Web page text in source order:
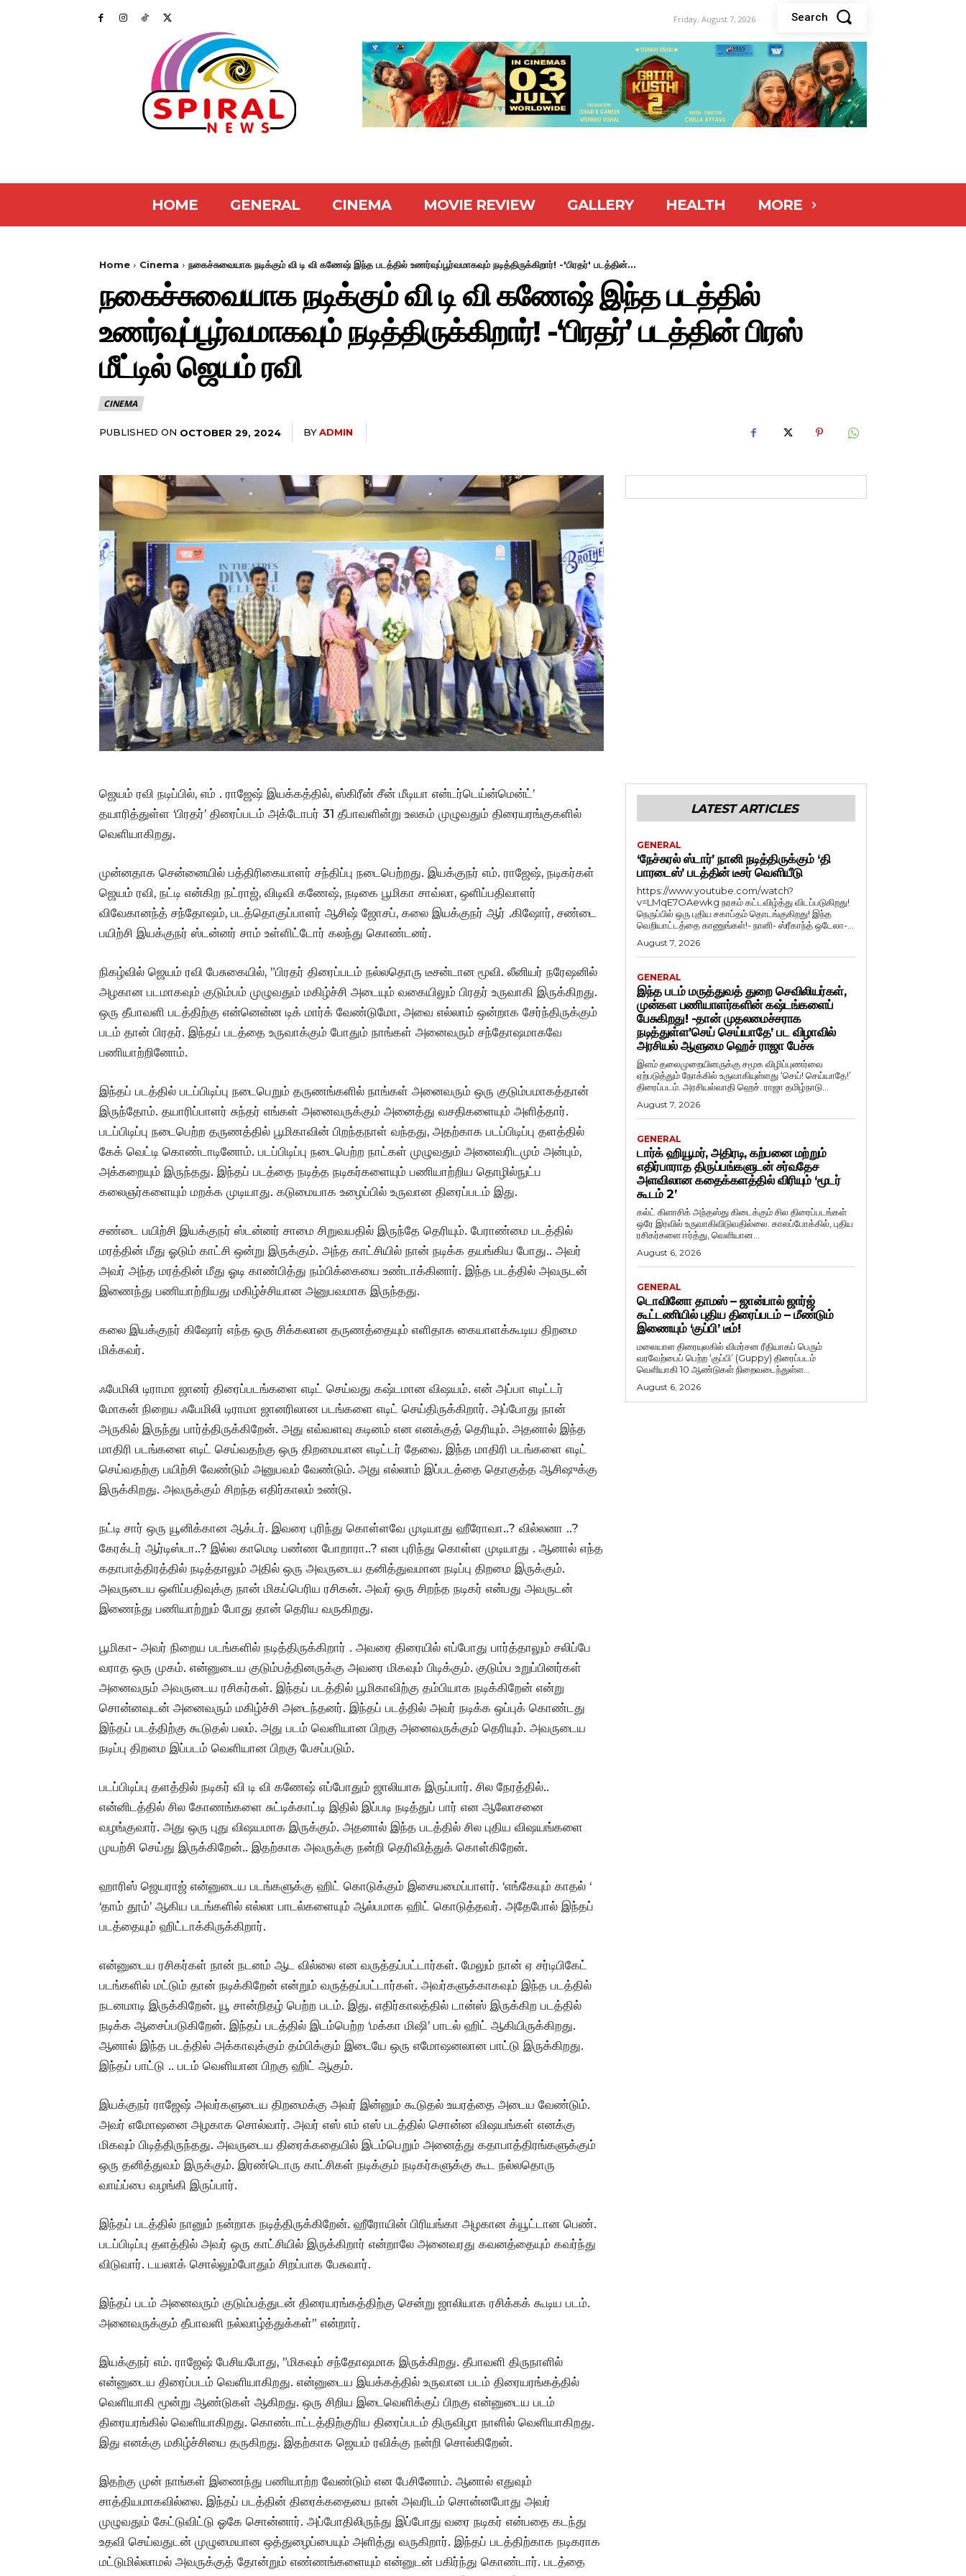
Friday, August 7, 2026 Search
HOME GENERAL CINEMA MOVIE REVIEW GALLERY HEALTH MORE
Home Cinema நகைச்சுவையாக நடிக்கும் வி டி வி கணேஷ் இந்த படத்தில் உணர்வுப்பூர்வமாகவும் நடித்திருக்கிறார்! -'பிரதர்' படத்தின்...
நகைச்சுவையாக நடிக்கும் வி டி வி கணேஷ் இந்த படத்தில்
உணர்வுப்பூர்வமாகவும் நடித்திருக்கிறார்! -‘பிரதர்’ படத்தின் பிரஸ்
மீட்டில் ஜெயம் ரவி
CINEMA
PUBLISHED ON OCTOBER 29, 2024 BYADMIN
ஜெயம் ரவி நடிப்பில், எம் . ராஜேஷ் இயக்கத்தில், ஸ்கிரீன் சீன் மீடியா என்டர்டெய்ன்மென்ட்’
தயாரித்துள்ள ‘பிரதர்’ திரைப்படம் அக்டோபர் 31 தீபாவளின்று உலகம் முழுவதும் திரையரங்குகளில்
வெளியாகிறது.
முன்னதாக சென்னையில் பத்திரிகையாளர் சந்திப்பு நடைபெற்றது. இயக்குநர் எம். ராஜேஷ், நடிகர்கள்
ஜெயம் ரவி, நட்டி என்கிற நட்ராஜ், விடிவி கணேஷ், நடிகை பூமிகா சாவ்லா, ஒளிப்பதிவாளர்
விவேகானந்த் சந்தோஷம், படத்தொகுப்பாளர் ஆசிஷ் ஜோசப், கலை இயக்குநர் ஆர் .கிஷோர், சண்டை
பயிற்சி இயக்குநர் ஸ்டன்னர் சாம் உள்ளிட்டோர் கலந்து கொண்டனர்.
நிகழ்வில் ஜெயம் ரவி பேசுகையில், ”பிரதர் திரைப்படம் நல்லதொரு டீசன்டான மூவி.‌ லீனியர் நரேஷனில்
அழகான படமாகவும் குடும்பம் முழுவதும் மகிழ்ச்சி அடையும் வகையிலும் பிரதர் உருவாகி இருக்கிறது.
ஒரு தீபாவளி படத்திற்கு என்னென்ன டிக் மார்க் வேண்டுமோ, அவை எல்லாம் ஒன்றாக சேர்ந்திருக்கும்
படம் தான் பிரதர். இந்தப் படத்தை உருவாக்கும் போதும் நாங்கள் அனைவரும் சந்தோஷமாகவே
பணியாற்றினோம்.
இந்தப் படத்தில் படப்பிடிப்பு நடைபெறும் தருணங்களில் நாங்கள் அனைவரும் ஒரு குடும்பமாகத்தான்
இருந்தோம். தயாரிப்பாளர் சுந்தர் எங்கள் அனைவருக்கும் அனைத்து வசதிகளையும் அளித்தார்.
படப்பிடிப்பு நடைபெற்ற தருணத்தில் பூமிகாவின் பிறந்தநாள் வந்தது, அதற்காக படப்பிடிப்பு தளத்தில்
கேக் வெட்டி கொண்டாடினோம். படப்பிடிப்பு நடைபெற்ற நாட்கள் முழுவதும் அனைவரிடமும் அன்பும்,
அக்கறையும் இருந்தது. இந்தப் படத்தை நடித்த நடிகர்களையும் பணியாற்றிய தொழில்நுட்ப
கலைஞர்களையும் மறக்க முடியாது. கடுமையாக உழைப்பில் உருவான திரைப்படம் இது.
சண்டை பயிற்சி இயக்குநர் ஸ்டன்னர் சாமை சிறுவயதில் இருந்தே தெரியும். பேராண்மை படத்தில்
மரத்தின் மீது ஓடும் காட்சி ஒன்று இருக்கும். அந்த காட்சியில் நான் நடிக்க தயங்கிய போது.. அவர்
அவர் அந்த மரத்தின் மீது ஓடி காண்பித்து நம்பிக்கையை உண்டாக்கினார். இந்த படத்தில் அவருடன்
இணைந்து பணியாற்றியது மகிழ்ச்சியான அனுபவமாக இருந்தது.
கலை இயக்குநர் கிஷோர் எந்த ஒரு சிக்கலான தருணத்தையும் எளிதாக கையாளக்கூடிய திறமை
மிக்கவர்.
ஃபேமிலி டிராமா ஜானர் திரைப்படங்களை எடிட் செய்வது கஷ்டமான விஷயம். என் அப்பா எடிட்டர்
மோகன் நிறைய ஃபேமிலி டிராமா ஜானரிலான படங்களை எடிட் செய்திருக்கிறார். அப்போது நான்
அருகில் இருந்து பார்த்திருக்கிறேன். அது எவ்வளவு கடினம் என எனக்குத் தெரியும். அதனால் இந்த
மாதிரி படங்களை எடிட் செய்வதற்கு ஒரு திறமையான எடிட்டர் தேவை. இந்த மாதிரி படங்களை எடிட்
செய்வதற்கு பயிற்சி வேண்டும் அனுபவம் வேண்டும். அது எல்லாம் இப்படத்தை தொகுத்த ஆசிஷுக்கு
இருக்கிறது. அவருக்கும் சிறந்த எதிர்காலம் உண்டு.
நட்டி சார் ஒரு யூனிக்கான ஆக்டர். இவரை புரிந்து கொள்ளவே முடியாது ஹீரோவா..? வில்லனா ..?
கேரக்டர் ஆர்டிஸ்டா..? இல்ல காமெடி பண்ண போறாரா..? என புரிந்து கொள்ள முடியாது . ஆனால் எந்த
கதாபாத்திரத்தில் நடித்தாலும் அதில் ஒரு அவருடைய தனித்துவமான நடிப்பு திறமை இருக்கும்.
அவருடைய ஒளிப்பதிவுக்கு நான் மிகப்பெரிய ரசிகன். அவர் ஒரு சிறந்த நடிகர் என்பது அவருடன்
இணைந்து பணியாற்றும் போது தான் தெரிய வருகிறது.
பூமிகா- அவர் நிறைய படங்களில் நடித்திருக்கிறார் . அவரை திரையில் எப்போது பார்த்தாலும் சலிப்பே
வராத ஒரு முகம். என்னுடைய குடும்பத்தினருக்கு அவரை மிகவும் பிடிக்கும். குடும்ப உறுப்பினர்கள்
அனைவரும் அவருடைய ரசிகர்கள். இந்தப் படத்தில் பூமிகாவிற்கு தம்பியாக நடிக்கிறேன் என்று
சொன்னவுடன் அனைவரும் மகிழ்ச்சி அடைந்தனர். இந்தப் படத்தில் அவர் நடிக்க ஒப்புக் கொண்டது
இந்தப் படத்திற்கு கூடுதல் பலம். அது படம் வெளியான பிறகு அனைவருக்கும் தெரியும். அவருடைய
நடிப்பு திறமை இப்படம் வெளியான பிறகு பேசப்படும்.
படப்பிடிப்பு தளத்தில் நடிகர் வி டி வி கணேஷ் எப்போதும் ஜாலியாக இருப்பார். சில நேரத்தில்..
என்னிடத்தில் சில கோணங்களை சுட்டிக்காட்டி இதில் இப்படி நடித்துப் பார் என ஆலோசனை
வழங்குவார். அது ஒரு புது விஷயமாக இருக்கும். அதனால் இந்த படத்தில் சில புதிய விஷயங்களை
முயற்சி செய்து இருக்கிறேன்.. இதற்காக அவருக்கு நன்றி தெரிவித்துக் கொள்கிறேன்.
ஹாரிஸ் ஜெயராஜ் என்னுடைய படங்களுக்கு ஹிட் கொடுக்கும் இசையமைப்பாளர். ‘எங்கேயும் காதல் ‘
‘தாம் தூம்’ ஆகிய படங்களில் எல்லா பாடல்களையும் ஆல்பமாக ஹிட் கொடுத்தவர்.‌ அதேபோல் இந்தப்
படத்தையும் ஹிட்டாக்கிருக்கிறார்.‌
என்னுடைய ரசிகர்கள் நான் நடனம் ஆட வில்லை என வருத்தப்பட்டார்கள். மேலும்‌ நான் ஏ சர்டிபிகேட்
படங்களில் மட்டும் தான் நடிக்கிறேன் என்றும் வருத்தப்பட்டார்கள். அவர்களுக்காகவும் இந்த படத்தில்
நடனமாடி இருக்கிறேன். யூ சான்றிதழ் பெற்ற படம். இது. எதிர்காலத்தில் டான்ஸ் இருக்கிற படத்தில்
நடிக்க ஆசைப்படுகிறேன். இந்தப் படத்தில் இடம்பெற்ற ‘மக்கா மிஷி’ பாடல் ஹிட் ஆகியிருக்கிறது.
ஆனால் இந்த படத்தில் அக்காவுக்கும் தம்பிக்கும் இடையே ஒரு எமோஷனலான பாட்டு இருக்கிறது.
இந்தப் பாட்டு .. படம் வெளியான பிறகு ஹிட் ஆகும்.
இயக்குநர் ராஜேஷ் அவர்களுடைய திறமைக்கு அவர் இன்னும் கூடுதல் உயரத்தை அடைய வேண்டும்.‌
அவர் எமோஷனை அழகாக சொல்வார்.‌ அவர் எஸ் எம் எஸ் படத்தில் சொன்ன விஷயங்கள் எனக்கு
மிகவும் பிடித்திருந்தது. அவருடைய திரைக்கதையில் இடம்பெறும் அனைத்து கதாபாத்திரங்களுக்கும்
ஒரு தனித்துவம் இருக்கும். இரண்டொரு காட்சிகள் நடிக்கும் நடிகர்களுக்கு கூட நல்லதொரு
வாய்ப்பை வழங்கி இருப்பார்.
இந்தப் படத்தில் நானும் நன்றாக நடித்திருக்கிறேன். ஹீரோயின் பிரியங்கா அழகான க்யூட்டான பெண்.‌
படப்பிடிப்பு தளத்தில் அவர் ஒரு காட்சியில் இருக்கிறார் என்றாலே அனைவரது கவனத்தையும் கவர்ந்து
விடுவார். டயலாக் சொல்லும்போதும் சிறப்பாக பேசுவார்.
இந்தப் படம் அனைவரும் குடும்பத்துடன் திரையரங்கத்திற்கு சென்று ஜாலியாக ரசிக்கக் கூடிய படம்.
அனைவருக்கும் தீபாவளி நல்வாழ்த்துக்கள்” என்றார்.
இயக்குநர் எம். ராஜேஷ் பேசியபோது, ”மிகவும் சந்தோஷமாக இருக்கிறது. தீபாவளி திருநாளில்
என்னுடைய திரைப்படம் வெளியாகிறது. என்னுடைய இயக்கத்தில் உருவான படம் திரையரங்கத்தில்
வெளியாகி மூன்று ஆண்டுகள் ஆகிறது. ஒரு சிறிய இடைவெளிக்குப் பிறகு என்னுடைய படம்
திரையரங்கில் வெளியாகிறது.‌ கொண்டாட்டத்திற்குரிய திரைப்படம் திருவிழா நாளில் வெளியாகிறது.‌
இது எனக்கு மகிழ்ச்சியை தருகிறது.‌ இதற்காக ஜெயம் ரவிக்கு நன்றி சொல்கிறேன்.
இதற்கு முன் நாங்கள் இணைந்து பணியாற்ற வேண்டும் என பேசினோம். ஆனால் எதுவும்
சாத்தியமாகவில்லை. இந்தப் படத்தின் திரைக்கதையை நான் அவரிடம் சொன்னபோது அவர்
முழுவதும் கேட்டுவிட்டு ஓகே சொன்னார். அப்போதிலிருந்து இப்போது வரை நடிகர் என்பதை கடந்து
உதவி செய்வதுடன் முழுமையான ஒத்துழைப்பையும் அளித்து வருகிறார். இந்தப் படத்திற்காக நடிகராக
மட்டுமில்லாமல் அவருக்குத் தோன்றும் எண்ணங்களையும் என்னுடன் பகிர்ந்து கொண்டார். படத்தை
LATEST ARTICLES
GENERAL
‘நேச்சுரல் ஸ்டார்’ நானி நடித்திருக்கும் ‘தி
பாரடைஸ்’ படத்தின் டீசர் வெளியீடு
https://www.youtube.com/watch?
v=LMqE7OAewkg நரகம் கட்டவிழ்த்து விடப்படுகிறது!
நெருப்பில் ஒரு புதிய சகாப்தம் தொடங்குகிறது! இந்த
வெறியாட்டத்தை காணுங்கள்!- நானி- ஸ்ரீகாந்த் ஒடேலா-...
August 7, 2026
GENERAL
இந்த படம் மருத்துவத் துறை செவிலியர்கள்,
முன்கள பணியாளர்களின் கஷ்டங்களைப்
பேசுகிறது! -தான் முதலமைச்சராக
நடித்துள்ள’செய் செய்யாதே’ பட விழாவில்
அரசியல் ஆளுமை ஹெச் ராஜா பேச்சு
இளம் தலைமுறையினருக்கு சமூக விழிப்புணர்வை
ஏற்படுத்தும் நோக்கில் உருவாகியுள்ளது ‘செய்! செய்யாதே!’
திரைப்படம். அரசியல்வாதி ஹெச். ராஜா தமிழ்நாடு...
August 7, 2026
GENERAL
டார்க் ஹியூமர், அதிரடி, கற்பனை மற்றும்
எதிர்பாராத திருப்பங்களுடன் சர்வதேச
அளவிலான கதைக்களத்தில் விரியும் ‘மூடர்
கூடம் 2’
கல்ட் கிளாசிக் அந்தஸ்து கிடைக்கும் சில திரைப்படங்கள்
ஒரே இரவில் உருவாகிவிடுவதில்லை. காலப்போக்கில், புதிய
ரசிகர்களை ஈர்த்து, வெளியான...
August 6, 2026
GENERAL
டொவினோ தாமஸ் – ஜான்பால் ஜார்ஜ்
கூட்டணியில் புதிய திரைப்படம் – மீண்டும்
இணையும் ‘குப்பி’ டீம்!
மலையாள திரையுலகில் விமர்சன ரீதியாகப் பெரும்
வரவேற்பைப் பெற்ற ‘குப்பி’ (Guppy) திரைப்படம்
வெளியாகி 10 ஆண்டுகள் நிறைவடைந்துள்ள...
August 6, 2026